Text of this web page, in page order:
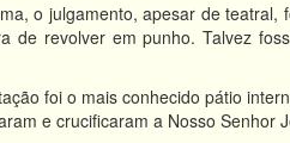
o julgamento, apesar de
de revolver em punho. Talvez
foi o mais conhecido pátio
e crucificaram a Nosso Senhor